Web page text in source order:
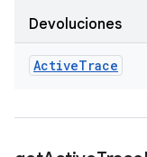
Devoluciones
ActiveTrace